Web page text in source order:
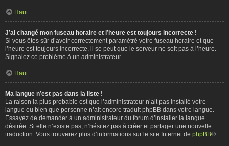
Haut
J’ai changé mon fuseau horaire et l’heure est toujours incorrecte !
Si vous êtes sûr d’avoir correctement paramétré votre fuseau horaire et que
l’heure est toujours incorrecte, il se peut que le serveur ne soit pas à l’heure.
Signalez ce problème à un administrateur.
Haut
Ma langue n’est pas dans la liste !
La raison la plus probable est que l’administrateur n’ait pas installé votre
langue ou bien que personne n’ait encore traduit phpBB dans votre langue.
Essayez de demander à un administrateur du forum d’installer la langue
désirée. Si elle n’existe pas, n’hésitez pas à créer et partager une nouvelle
traduction. Vous trouverez plus d’informations sur le site Internet de phpBB®.